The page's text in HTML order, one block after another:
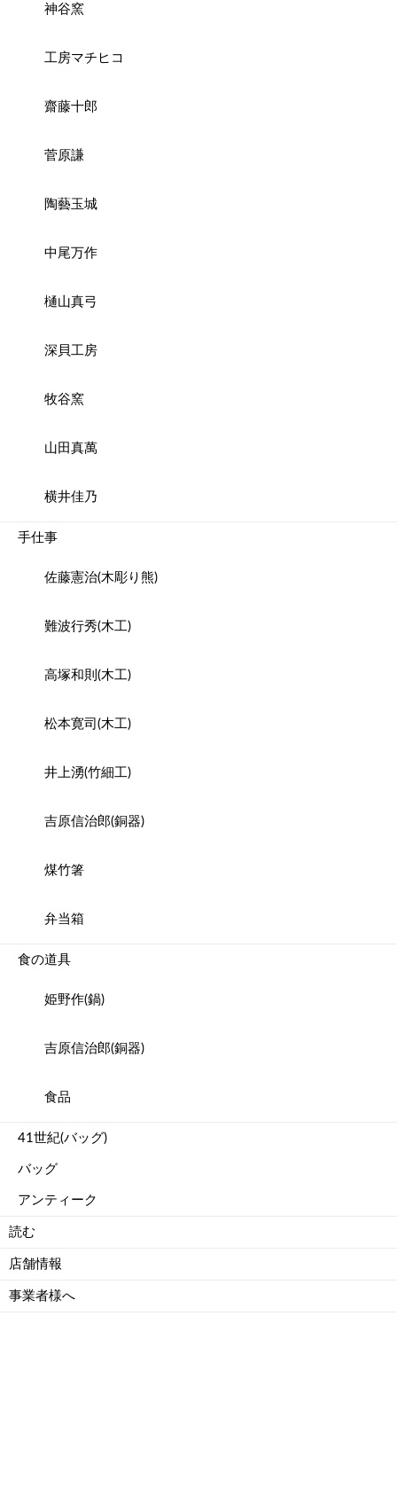
神谷窯
工房マチヒコ
齋藤十郎
菅原謙
陶藝玉城
中尾万作
樋山真弓
深貝工房
牧谷窯
山田真萬
横井佳乃
手仕事
佐藤憲治(木彫り熊)
難波行秀(木工)
高塚和則(木工)
松本寛司(木工)
井上湧(竹細工)
吉原信治郎(銅器)
煤竹箸
弁当箱
食の道具
姫野作(鍋)
吉原信治郎(銅器)
食品
41世紀(バッグ)
バッグ
アンティーク
読む
店舗情報
事業者様へ